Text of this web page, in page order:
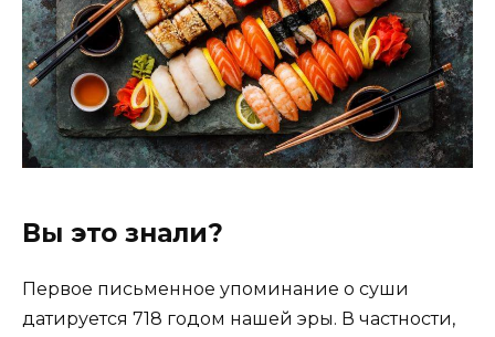
Вы это знали?
Первое письменное упоминание о суши
датируется 718 годом нашей эры. В частности,